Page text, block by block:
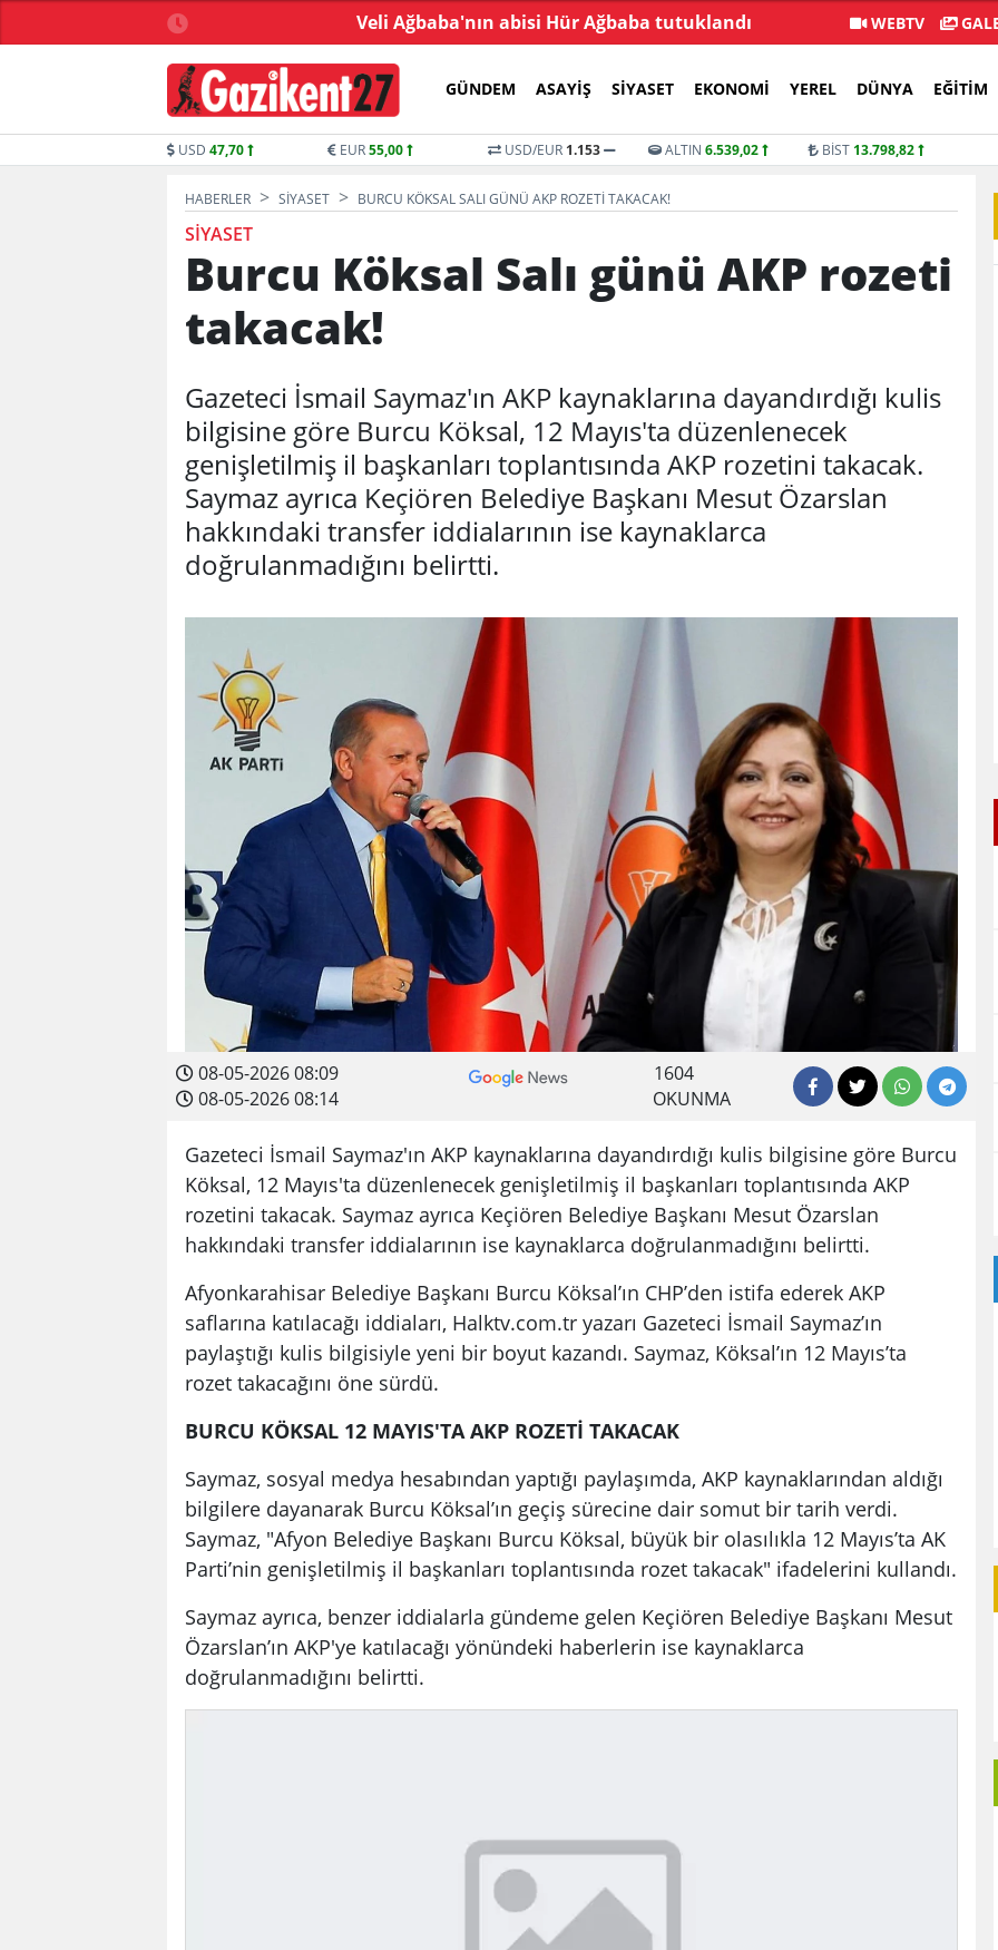
TL bağış yaptı Veli Ağbaba'nın abisi Hür Ağbaba tutuklandı Özgür Özel:
WEBTV
GÜNDEM ASAYIŞ SIYASET EKONOMI YEREL DÜNYA EĞITIM
USD 47,70 EUR55,00 USD/EUR 1.153 ALTIN 6.539,02 BİST 13.798,82
HABERLER SIYASET BURCU KÖKSAL SALI GÜNÜ AKP ROZETI TAKACAK!
SIYASET
Burcu Köksal Salı günü AKP rozeti
takacak!
Gazeteci İsmail Saymaz'ın AKP kaynaklarına dayandırdığı kulis
bilgisine göre Burcu Köksal, 12 Mayıs'ta düzenlenecek
genişletilmiş il başkanları toplantısında AKP rozetini takacak.
Saymaz ayrıca Keçiören Belediye Başkanı Mesut Özarslan
hakkındaki transfer iddialarının ise kaynaklarca
doğrulanmadığını belirtti.
08-05-2026 08:09
08-05-2026 08:14
1604
OKUNMA
Gazeteci İsmail Saymaz'ın AKP kaynaklarına dayandırdığı kulis bilgisine göre Burcu
Köksal, 12 Mayıs'ta düzenlenecek genişletilmiş il başkanları toplantısında AKP
rozetini takacak. Saymaz ayrıca Keçiören Belediye Başkanı Mesut Özarslan
hakkındaki transfer iddialarının ise kaynaklarca doğrulanmadığını belirtti.
Afyonkarahisar Belediye Başkanı Burcu Köksal’ın CHP’den istifa ederek AKP
saflarına katılacağı iddiaları, Halktv.com.tr yazarı Gazeteci İsmail Saymaz’ın
paylaştığı kulis bilgisiyle yeni bir boyut kazandı. Saymaz, Köksal’ın 12 Mayıs’ta
rozet takacağını öne sürdü.
BURCU KÖKSAL 12 MAYIS'TA AKP ROZETİ TAKACAK
Saymaz, sosyal medya hesabından yaptığı paylaşımda, AKP kaynaklarından aldığı
bilgilere dayanarak Burcu Köksal’ın geçiş sürecine dair somut bir tarih verdi.
Saymaz, "Afyon Belediye Başkanı Burcu Köksal, büyük bir olasılıkla 12 Mayıs’ta AK
Parti’nin genişletilmiş il başkanları toplantısında rozet takacak" ifadelerini kullandı.
Saymaz ayrıca, benzer iddialarla gündeme gelen Keçiören Belediye Başkanı Mesut
Özarslan’ın AKP'ye katılacağı yönündeki haberlerin ise kaynaklarca
doğrulanmadığını belirtti.